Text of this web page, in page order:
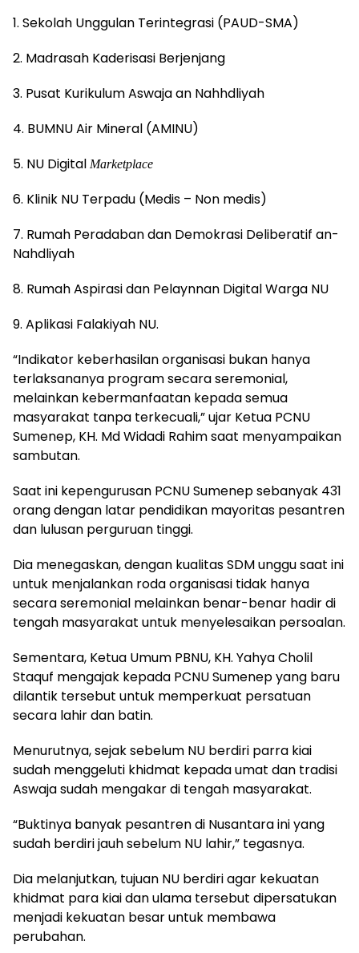
1. Sekolah Unggulan Terintegrasi (PAUD-SMA)
2. Madrasah Kaderisasi Berjenjang
3. Pusat Kurikulum Aswaja an Nahhdliyah
4. BUMNU Air Mineral (AMINU)
5. NU Digital Marketplace
6. Klinik NU Terpadu (Medis – Non medis)
7. Rumah Peradaban dan Demokrasi Deliberatif an-
Nahdliyah
8. Rumah Aspirasi dan Pelaynnan Digital Warga NU
9. Aplikasi Falakiyah NU.
“Indikator keberhasilan organisasi bukan hanya
terlaksananya program secara seremonial,
melainkan kebermanfaatan kepada semua
masyarakat tanpa terkecuali,” ujar Ketua PCNU
Sumenep, KH. Md Widadi Rahim saat menyampaikan
sambutan.
Saat ini kepengurusan PCNU Sumenep sebanyak 431
orang dengan latar pendidikan mayoritas pesantren
dan lulusan perguruan tinggi.
Dia menegaskan, dengan kualitas SDM unggu saat ini
untuk menjalankan roda organisasi tidak hanya
secara seremonial melainkan benar-benar hadir di
tengah masyarakat untuk menyelesaikan persoalan.
Sementara, Ketua Umum PBNU, KH. Yahya Cholil
Staquf mengajak kepada PCNU Sumenep yang baru
dilantik tersebut untuk memperkuat persatuan
secara lahir dan batin.
Menurutnya, sejak sebelum NU berdiri parra kiai
sudah menggeluti khidmat kepada umat dan tradisi
Aswaja sudah mengakar di tengah masyarakat.
“Buktinya banyak pesantren di Nusantara ini yang
sudah berdiri jauh sebelum NU lahir,” tegasnya.
Dia melanjutkan, tujuan NU berdiri agar kekuatan
khidmat para kiai dan ulama tersebut dipersatukan
menjadi kekuatan besar untuk membawa
perubahan.